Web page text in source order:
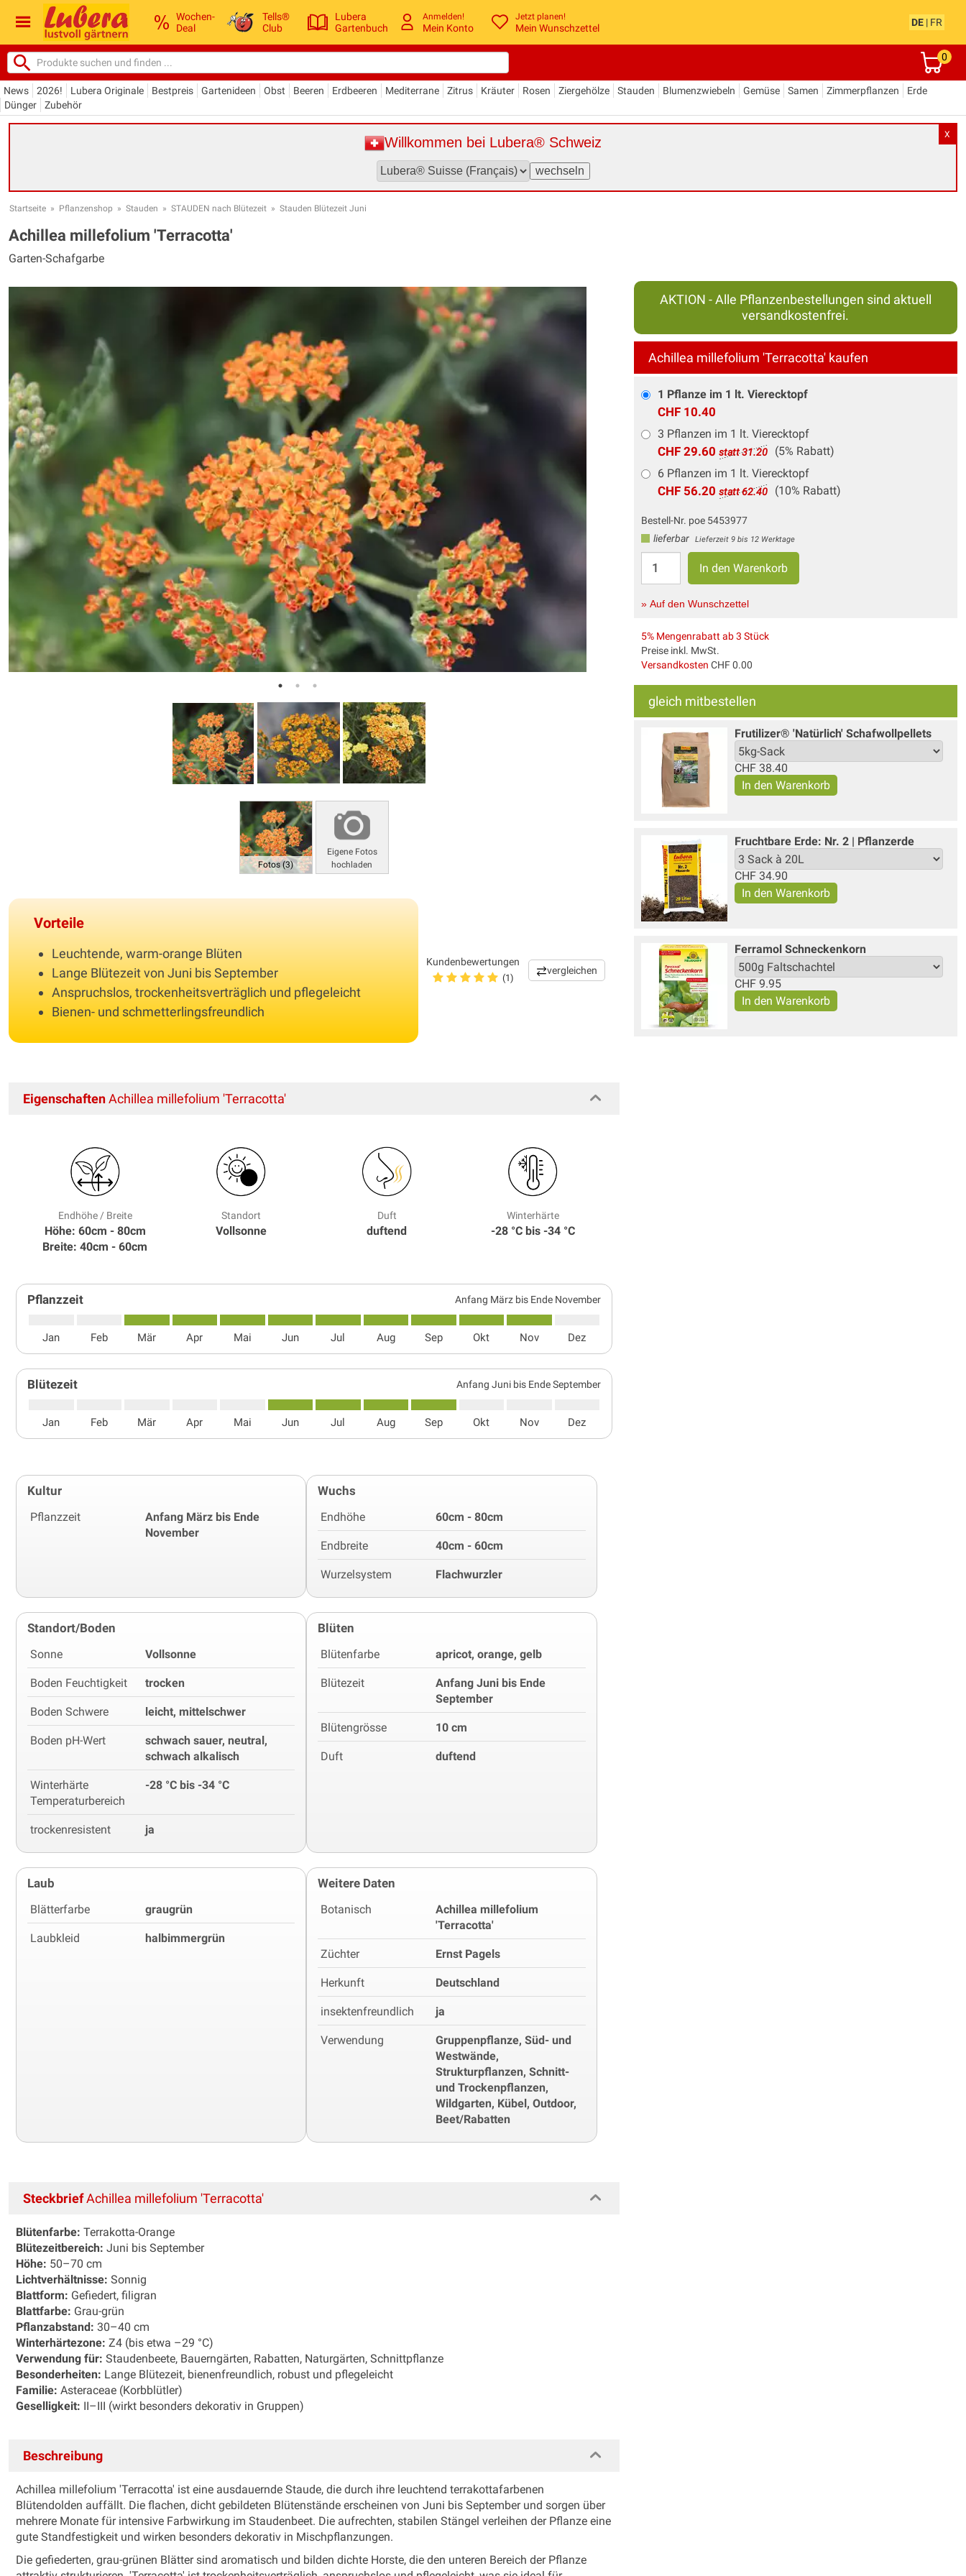
Wochen-
Deal
Tells®
Club
Lubera
Gartenbuch
Anmelden!
Mein Konto
Jetzt planen!
Mein Wunschzettel
DE | FR
0
News 2026! Lubera Originale Bestpreis Gartenideen Obst Beeren Erdbeeren Mediterrane Zitrus Kräuter Rosen Ziergehölze Stauden Blumenzwiebeln Gemüse Samen Zimmerpflanzen
Erde
Dünger
Zubehör
X
Willkommen bei Lubera® Schweiz
Startseite » Pflanzenshop » Stauden » STAUDEN nach Blütezeit » Stauden Blütezeit Juni
Achillea millefolium 'Terracotta'
Garten-Schafgarbe
Fotos (3)
Eigene Fotos
hochladen
Vorteile
Leuchtende, warm-orange Blüten
Lange Blütezeit von Juni bis September
Anspruchslos, trockenheitsverträglich und pflegeleicht
Bienen- und schmetterlingsfreundlich
Kundenbewertungen
(1)
vergleichen
AKTION - Alle Pflanzenbestellungen sind aktuell
versandkostenfrei.
Achillea millefolium 'Terracotta' kaufen
1 Pflanze im 1 lt. Vierecktopf
CHF 10.40
3 Pflanzen im 1 lt. Vierecktopf
CHF 29.60 statt 31.20
(5% Rabatt)
6 Pflanzen im 1 lt. Vierecktopf
CHF 56.20 statt 62.40 (10% Rabatt)
Bestell-Nr. poe 5453977
lieferbar
Lieferzeit 9 bis 12 Werktage
» Auf den Wunschzettel
5% Mengenrabatt ab 3 Stück
Preise inkl. MwSt.
Versandkosten CHF 0.00
gleich mitbestellen
Frutilizer® 'Natürlich' Schafwollpellets
CHF 38.40
Fruchtbare Erde: Nr. 2 | Pflanzerde
CHF 34.90
Ferramol Schneckenkorn
CHF 9.95
EigenschaftenAchillea millefolium 'Terracotta'
Endhöhe / Breite
Höhe: 60cm - 80cm
Breite: 40cm - 60cm
Standort
Vollsonne
Duft
duftend
Winterhärte
-28 °C bis -34 °C
Pflanzzeit Anfang März bis Ende November
Jan Feb Mär Apr Mai Jun Jul Aug Sep Okt Nov Dez
Blütezeit Anfang Juni bis Ende September
Jan Feb Mär Apr Mai Jun Jul Aug Sep Okt Nov Dez
Kultur
Pflanzzeit
Anfang März bis Ende
November
Wuchs
Endhöhe 60cm - 80cm
Endbreite 40cm - 60cm
Wurzelsystem Flachwurzler
Standort/Boden
Sonne Vollsonne
Boden Feuchtigkeit trocken
Boden Schwere leicht, mittelschwer
Boden pH-Wert
schwach sauer, neutral,
schwach alkalisch
Winterhärte
Temperaturbereich
-28 °C bis -34 °C
trockenresistent ja
Blüten
Blütenfarbe apricot, orange, gelb
Blütezeit
Anfang Juni bis Ende
September
Blütengrösse 10 cm
Duft duftend
Laub
Blätterfarbe graugrün
Laubkleid halbimmergrün
Weitere Daten
Botanisch
Achillea millefolium
'Terracotta'
Züchter Ernst Pagels
Herkunft Deutschland
insektenfreundlich ja
Verwendung
Gruppenpflanze, Süd- und
Westwände,
Strukturpflanzen, Schnitt-
und Trockenpflanzen,
Wildgarten, Kübel, Outdoor,
Beet/Rabatten
SteckbriefAchillea millefolium 'Terracotta'
Blütenfarbe: Terrakotta-Orange
Blütezeitbereich: Juni bis September
Höhe: 50–70 cm
Lichtverhältnisse: Sonnig
Blattform: Gefiedert, filigran
Blattfarbe: Grau-grün
Pflanzabstand: 30–40 cm
Winterhärtezone: Z4 (bis etwa –29 °C)
Verwendung für: Staudenbeete, Bauerngärten, Rabatten, Naturgärten, Schnittpflanze
Besonderheiten: Lange Blütezeit, bienenfreundlich, robust und pflegeleicht
Familie: Asteraceae (Korbblütler)
Geselligkeit: II–III (wirkt besonders dekorativ in Gruppen)
Beschreibung
Achillea millefolium 'Terracotta' ist eine ausdauernde Staude, die durch ihre leuchtend terrakottafarbenen
Blütendolden auffällt. Die flachen, dicht gebildeten Blütenstände erscheinen von Juni bis September und sorgen über
mehrere Monate für intensive Farbwirkung im Staudenbeet. Die aufrechten, stabilen Stängel verleihen der Pflanze eine
gute Standfestigkeit und wirken besonders dekorativ in Mischpflanzungen.
Die gefiederten, grau-grünen Blätter sind aromatisch und bilden dichte Horste, die den unteren Bereich der Pflanze